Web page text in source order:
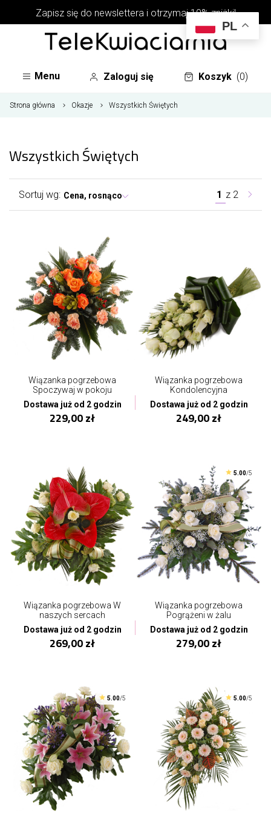
Zapisz się do newslettera i otrzymaj 10% zniżki!
Menu Zaloguj się Koszyk (0)
Strona główna Okazje Wszystkich Świętych
Wszystkich Świętych
Sortuj wg: Cena, rosnąco 1 z 2
Wiązanka pogrzebowa
Spoczywaj w pokoju
Dostawa już od 2 godzin
229,00 zł
Wiązanka pogrzebowa
Kondolencyjna
Dostawa już od 2 godzin
249,00 zł
Wiązanka pogrzebowa W
naszych sercach
Dostawa już od 2 godzin
269,00 zł
5.00/5
Wiązanka pogrzebowa
Pogrążeni w żalu
Dostawa już od 2 godzin
279,00 zł
5.00/5 5.00/5
PL